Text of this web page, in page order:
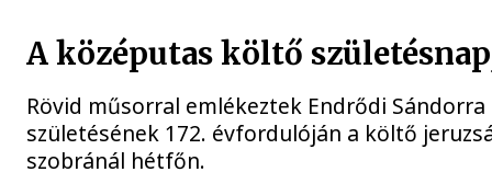
A középutas költő
Rövid műsorral emlékeztek Endrődi Sándorra
születésének 172. évfordulóján a költő
szobránál hétfőn.